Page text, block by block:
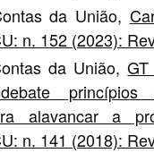
da União,
n. 152 (2023):
da União,
princípios
alavancar a
n. 141 (2018):